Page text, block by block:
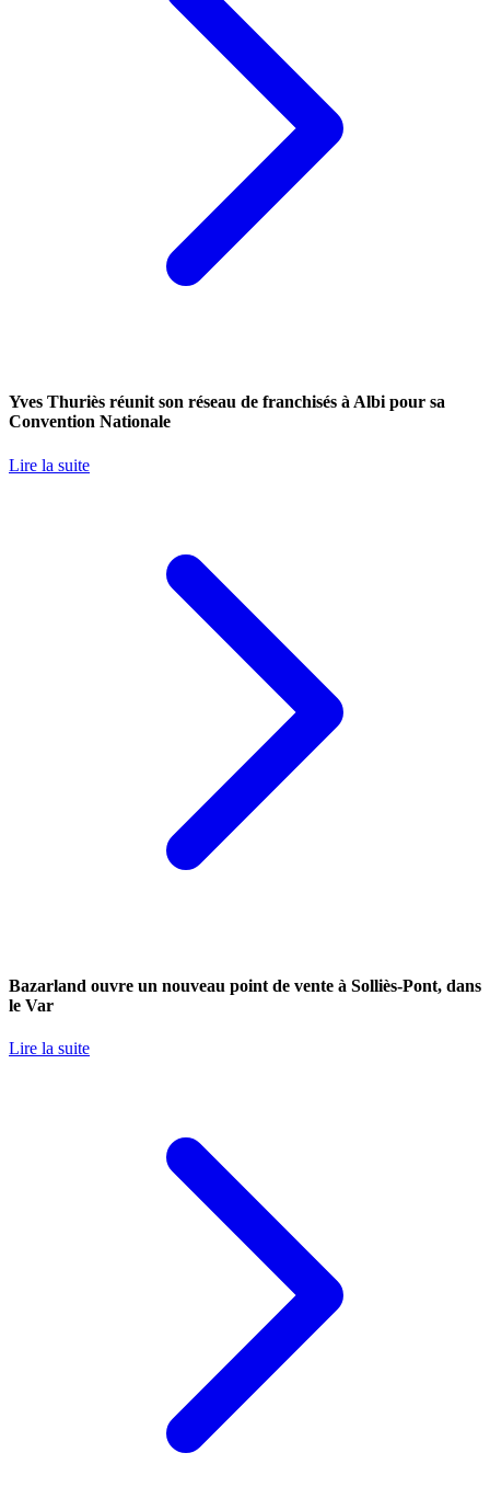
Yves Thuriès réunit son réseau de franchisés à Albi pour sa
Convention Nationale
Lire la suite
Bazarland ouvre un nouveau point de vente à Solliès-Pont, dans
le Var
Lire la suite